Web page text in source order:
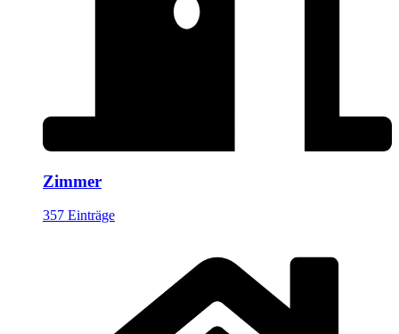
Zimmer
357 Einträge